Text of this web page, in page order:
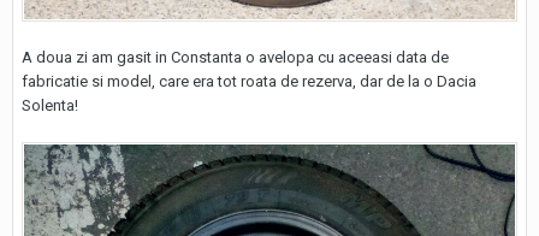
A doua zi am gasit in Constanta o avelopa cu aceeasi data de
fabricatie si model, care era tot roata de rezerva, dar de la o Dacia
Solenta!